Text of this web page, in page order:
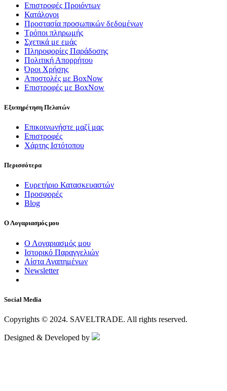
Επιστροφές Προιόντων
Κατάλογοι
Προστασία προσωπικών δεδομένων
Τρόποι πληρωμής
Σχετικά με εμάς
Πληροφορίες Παράδοσης
Πολιτική Απορρήτου
Όροι Χρήσης
Αποστολές με BoxNow
Επιστροφές με BoxNow
Εξυπηρέτηση Πελατών
Επικοινωνήστε μαζί μας
Επιστροφές
Χάρτης Ιστότοπου
Περισσότερα
Ευρετήριο Κατασκευαστών
Προσφορές
Blog
Ο Λογαριασμός μου
Ο Λογαριασμός μου
Ιστορικό Παραγγελιών
Λίστα Αγαπημένων
Newsletter
Social Media
Copyrights © 2024. SAVELTRADE. All rights reserved.
Designed & Developed by